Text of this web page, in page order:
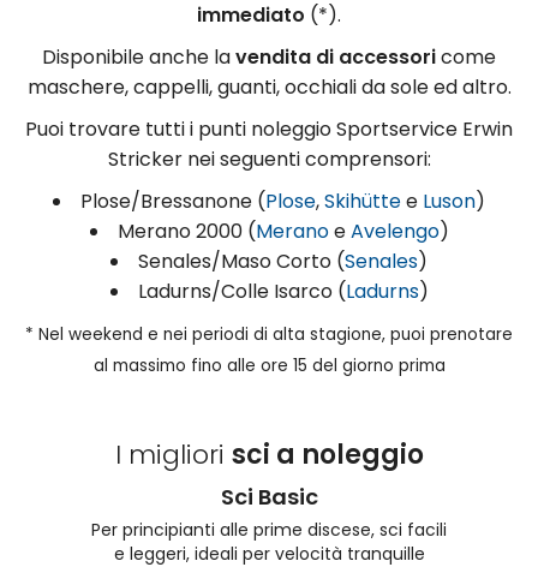
immediato (*).
Disponibile anche lavendita di accessoricome
maschere, cappelli, guanti, occhiali da sole ed altro.
Puoi trovare tutti i punti noleggio Sportservice Erwin
Stricker nei seguenti comprensori:
Plose/Bressanone (Plose,Skihüttee Luson)
Merano 2000 (MeranoeAvelengo)
Senales/Maso Corto (Senales)
Ladurns/Colle Isarco (Ladurns)
* Nel weekend e nei periodi di alta stagione, puoi prenotare
al massimo fino alle ore 15 del giorno prima
I migliori sci a noleggio
Sci Basic
Per principianti alle prime discese, sci facili
e leggeri, ideali per velocità tranquille